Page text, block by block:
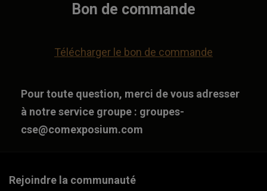
Bon de commande
Télécharger le bon de commande
Pour toute question, merci de vous adresser
à notre service groupe : groupes-
cse@comexposium.com
Rejoindre la communauté